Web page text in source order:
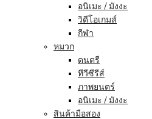
อนิเมะ / มังงะ
วิดีโอเกมส์
กีฬา
หมวก
ดนตรี
ทีวีซีรีส์
ภาพยนตร์
อนิเมะ / มังงะ
สินค้ามือสอง